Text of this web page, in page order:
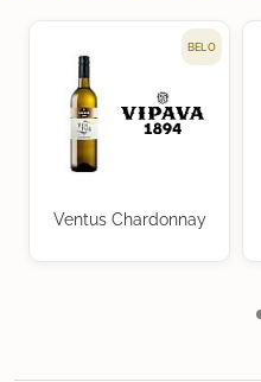
BELO
Ventus Chardonnay